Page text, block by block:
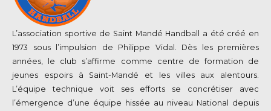
L’association sportive de Saint Mandé Handball a été créé en
1973 sous l’impulsion de Philippe Vidal. Dès les premières
années, le club s’affirme comme centre de formation de
jeunes espoirs à Saint-Mandé et les villes aux alentours.
L’équipe technique voit ses efforts se concrétiser avec
l’émergence d’une équipe hissée au niveau National depuis